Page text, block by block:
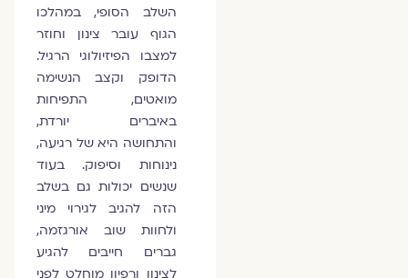
השלב הסופי, במהלכו
הגוף עובר צינון וחוזר
למצבו הפיזיולוגי הרגיל.
הדופק וקצב הנשימה
מואטים, התפיחות
באיברים יורדת,
והתחושה היא של רגיעה,
נינוחות וסיפוק. בעוד
שנשים יכולות גם בשלב
הזה להגיב לגירוי מיני
ולחוות שוב אורגזמה,
גברים חייבים להגיע
לצינון ורפיון מוחלט לפני